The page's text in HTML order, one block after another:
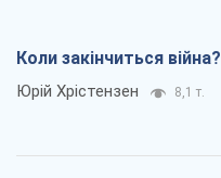
Коли закінчиться війна?
Юрій Хрістензен 8,1 т.